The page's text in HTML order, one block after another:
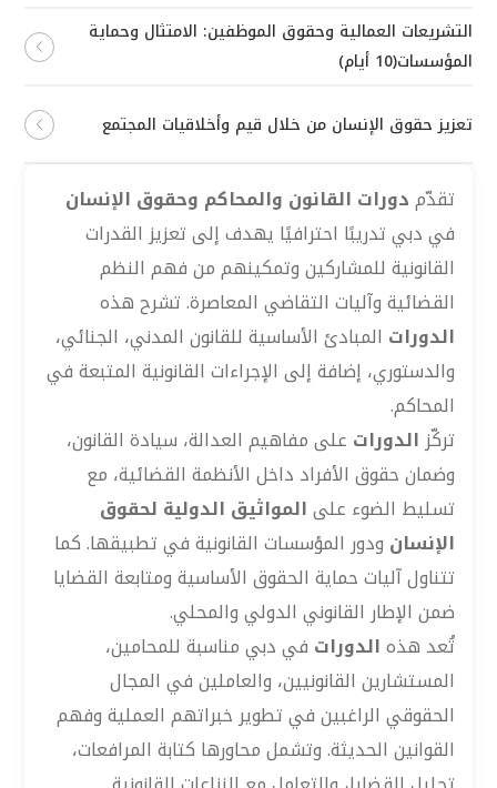
التشريعات العمالية وحقوق الموظفين: الامتثال وحماية
المؤسسات(10 أيام)
تعزيز حقوق الإنسان من خلال قيم وأخلاقيات المجتمع
تقدّمدورات القانون والمحاكم وحقوق الإنسان
في دبي تدريبًا احترافيًا يهدف إلى تعزيز القدرات
القانونية للمشاركين وتمكينهم من فهم النظم
القضائية وآليات التقاضي المعاصرة. تشرح هذه
الدورات المبادئ الأساسية للقانون المدني، الجنائي،
والدستوري، إضافة إلى الإجراءات القانونية المتبعة في
المحاكم.
تركّز الدورات على مفاهيم العدالة، سيادة القانون،
وضمان حقوق الأفراد داخل الأنظمة القضائية، مع
تسليط الضوء علىالمواثيق الدولية لحقوق
الإنسان ودور المؤسسات القانونية في تطبيقها. كما
تتناول آليات حماية الحقوق الأساسية ومتابعة القضايا
ضمن الإطار القانوني الدولي والمحلي.
تُعد هذهالدورات في دبي مناسبة للمحامين،
المستشارين القانونيين، والعاملين في المجال
الحقوقي الراغبين في تطوير خبراتهم العملية وفهم
القوانين الحديثة. وتشمل محاورها كتابة المرافعات،